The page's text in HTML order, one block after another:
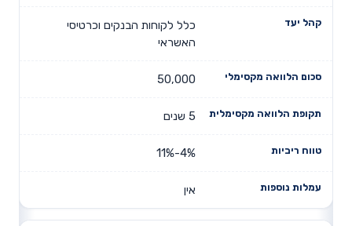
כלל לקוחות הבנקים וכרטיסי
האשראי
50,000
5 שנים
4%-11%
אין